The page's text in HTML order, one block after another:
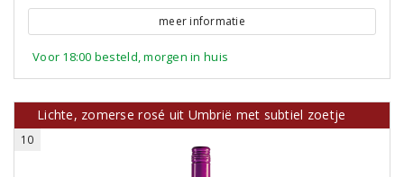
meer informatie
Voor 18:00 besteld, morgen in huis
Lichte, zomerse rosé uit Umbrië met subtiel zoetje
10